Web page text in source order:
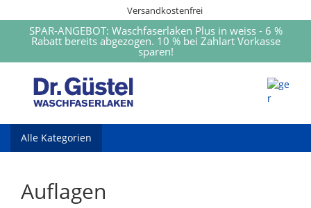
Versandkostenfrei
SPAR-ANGEBOT: Waschfaserlaken Plus in weiss - 6 %
Rabatt bereits abgezogen. 10 % bei Zahlart Vorkasse
sparen!
Alle Kategorien
Auflagen